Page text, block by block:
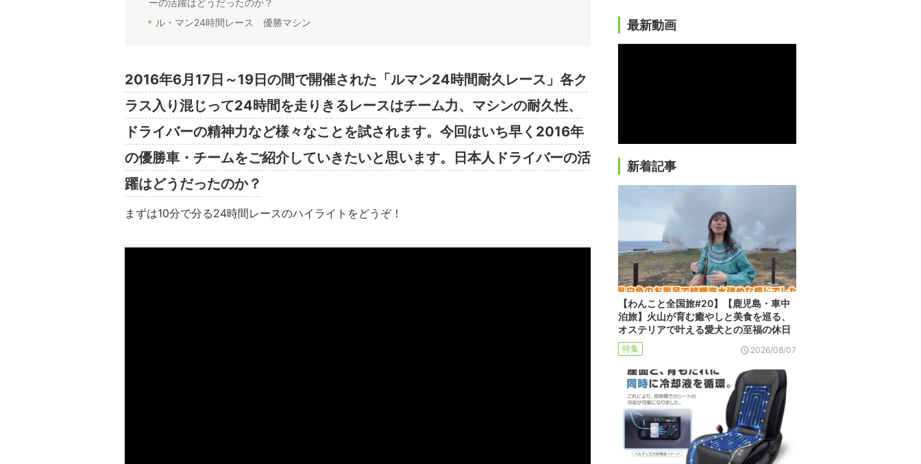
ーの活躍はどうだったのか？
ル・マン24時間レース 優勝マシン
2016年6月17日～19日の間で開催された「ルマン24時間耐久レース」各ク
ラス入り混じって24時間を走りきるレースはチーム力、マシンの耐久性、
ドライバーの精神力など様々なことを試されます。今回はいち早く2016年
の優勝車・チームをご紹介していきたいと思います。日本人ドライバーの活
躍はどうだったのか？
まずは10分で分る24時間レースのハイライトをどうぞ！
最新動画
新着記事
【わんこと全国旅#20】【鹿児島・車中
泊旅】火山が育む癒やしと美食を巡る、
オステリアで叶える愛犬との至福の休日
特集 2026/08/07